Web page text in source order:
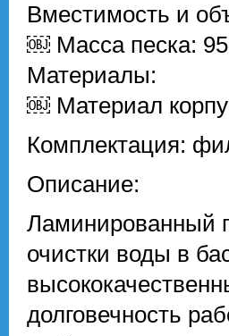
Вместимость и
￼ Масса песка: 95
Материалы:
￼ Материал
Комплектация:
Описание:
Ламинированный
очистки воды в
долговечность